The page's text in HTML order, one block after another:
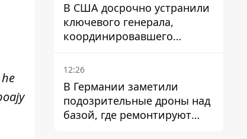
В США досрочно устранили
ключевого генерала,
координировавшего
поддержку Украины -
причину умалчивают
12:26
В Германии заметили
подозрительные дроны над
базой, где ремонтируют